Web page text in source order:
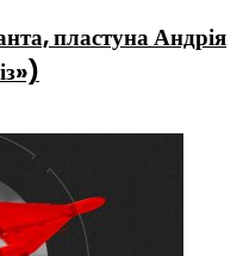
пластуна Андрія